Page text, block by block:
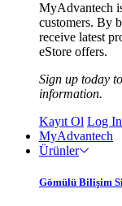
MyAdvantech
customers. By
receive latest
eStore offers.
Sign up today
information.
Kayıt Ol Log In
MyAdvantech
Ürünler
Gömülü Bilişim